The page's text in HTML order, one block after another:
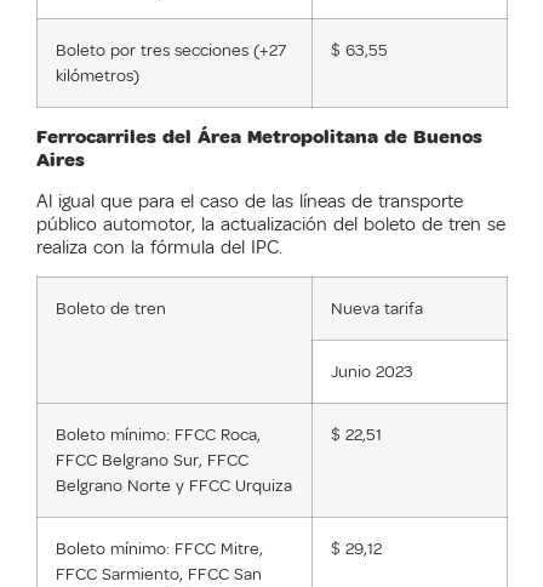
Boleto por tres secciones (+27
kilómetros)
$ 63,55
Ferrocarriles del Área Metropolitana de Buenos
Aires
Al igual que para el caso de las líneas de transporte
público automotor, la actualización del boleto de tren se
realiza con la fórmula del IPC.
Boleto de tren Nueva tarifa
Junio 2023
Boleto mínimo: FFCC Roca,
FFCC Belgrano Sur, FFCC
Belgrano Norte y FFCC Urquiza
$ 22,51
Boleto mínimo: FFCC Mitre,
FFCC Sarmiento, FFCC San
$ 29,12